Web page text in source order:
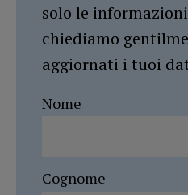
solo le
chiediamo
aggiornati i tuoi
Nome
Cognome